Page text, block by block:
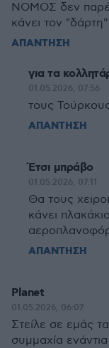
ΝΟΜΟΣ δεν
κάνει τον
ΑΠΑΝΤΗΣΗ
για τα
01.05.2026, 07:56
τους
ΑΠΑΝΤΗΣΗ
Έτσι μπράβο
01.05.2026, 07:11
Θα τους
κάνει
ΑΠΑΝΤΗΣΗ
Planet
01.05.2026, 06:07
Στείλε σε εμάς
συμμαχία